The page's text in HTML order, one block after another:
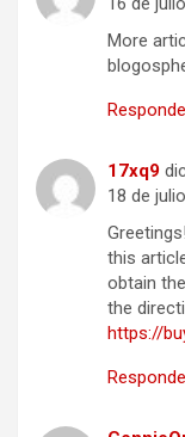
More
17xq9
18 de
this
obtain
the
https://